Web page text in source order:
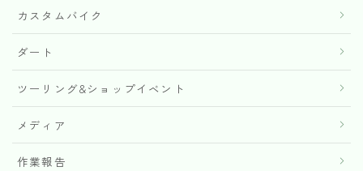
カスタムバイク
ダート
ツーリング&ショップイベント
メディア
作業報告